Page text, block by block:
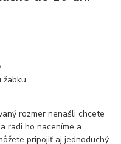
žabku
rozmer nenašli chcete
radi ho naceníme a
pripojiť aj jednoduchý